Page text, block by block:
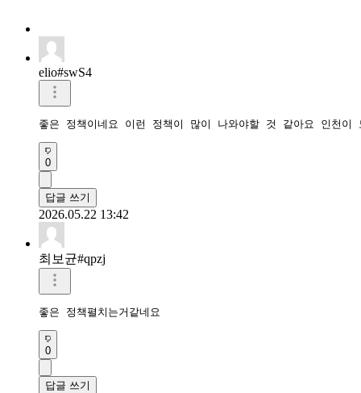
elio#swS4
좋은 정책이네요 이런 정책이 많이 나와야할 것 같아요 인천이
0
답글 쓰기
2026.05.22 13:42
최보균#qpzj
좋은 정책펼치는거같네요
0
답글 쓰기